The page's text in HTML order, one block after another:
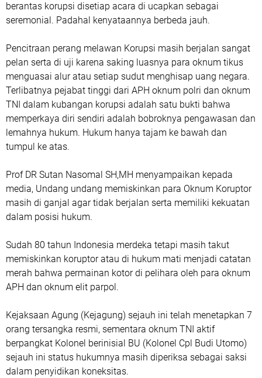
berantas korupsi disetiap acara di ucapkan sebagai
seremonial. Padahal kenyataannya berbeda jauh.
Pencitraan perang melawan Korupsi masih berjalan sangat
pelan serta di uji karena saking luasnya para oknum tikus
menguasai alur atau setiap sudut menghisap uang negara.
Terlibatnya pejabat tinggi dari APH oknum polri dan oknum
TNI dalam kubangan korupsi adalah satu bukti bahwa
memperkaya diri sendiri adalah bobroknya pengawasan dan
lemahnya hukum. Hukum hanya tajam ke bawah dan
tumpul ke atas.
Prof DR Sutan Nasomal SH,MH menyampaikan kepada
media, Undang undang memiskinkan para Oknum Koruptor
masih di ganjal agar tidak berjalan serta memiliki kekuatan
dalam posisi hukum.
Sudah 80 tahun Indonesia merdeka tetapi masih takut
memiskinkan koruptor atau di hukum mati menjadi catatan
merah bahwa permainan kotor di pelihara oleh para oknum
APH dan oknum elit parpol.
Kejaksaan Agung (Kejagung) sejauh ini telah menetapkan 7
orang tersangka resmi, sementara oknum TNI aktif
berpangkat Kolonel berinisial BU (Kolonel Cpl Budi Utomo)
sejauh ini status hukumnya masih diperiksa sebagai saksi
dalam penyidikan koneksitas.